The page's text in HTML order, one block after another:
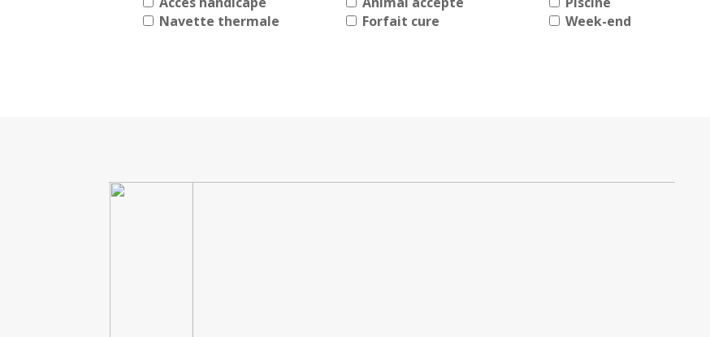
Navette thermale
Forfait cure Week-end